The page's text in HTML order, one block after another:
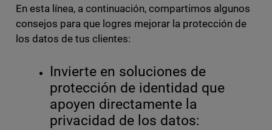
En esta línea, a continuación, compartimos algunos
consejos para que logres mejorar la protección de
los datos de tus clientes:
Invierte en soluciones de
protección de identidad que
apoyen directamente la
privacidad de los datos: